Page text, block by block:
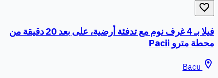
favorite_border
فيلا بـ 4 غرف نوم مع تدفئة أرضية، على بعد 20 دقيقة من
محطة مترو Pacii
location_on